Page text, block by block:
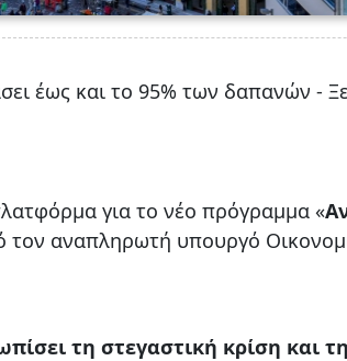
έως και το 95% των δαπανών -
για το νέο πρόγραμμα «
αναπληρωτή υπουργό
τη στεγαστική κρίση και